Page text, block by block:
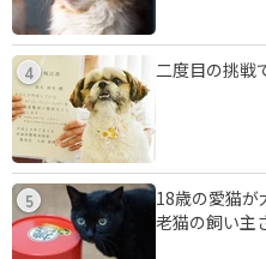
4 二度目の挑戦
5
18歳の愛猫
老猫の飼い主